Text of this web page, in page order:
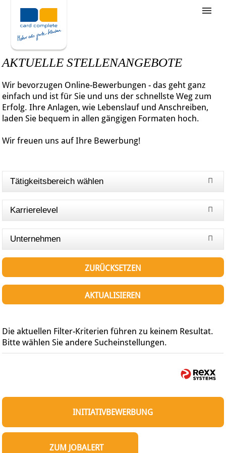
Stellenangebote
Unternehmensziele
Wie bewerbe ich mich
AKTUELLE STELLENANGEBOTE
Wir bevorzugen Online-Bewerbungen - das geht ganz
einfach und ist für Sie und uns der schnellste Weg zum
Erfolg. Ihre Anlagen, wie Lebenslauf und Anschreiben,
laden Sie bequem in allen gängigen Formaten hoch.
Wir freuen uns auf Ihre Bewerbung!
Tätigkeitsbereich wählen
Karrierelevel
Unternehmen
ZURÜCKSETZEN
AKTUALISIEREN
Die aktuellen Filter-Kriterien führen zu keinem Resultat.
Bitte wählen Sie andere Sucheinstellungen.
INITIATIVBEWERBUNG
ZUM JOBALERT